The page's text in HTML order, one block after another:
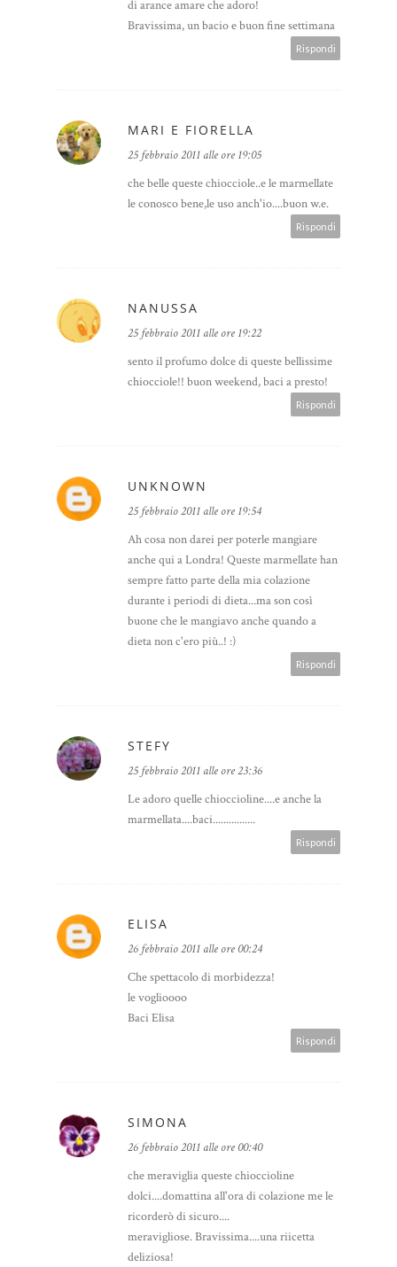
di arance amare che adoro!
Bravissima, un bacio e buon fine settimana
Rispondi
MARI E FIORELLA
25 febbraio 2011 alle ore 19:05
che belle queste chiocciole..e le marmellate
le conosco bene,le uso anch'io....buon w.e.
Rispondi
NANUSSA
25 febbraio 2011 alle ore 19:22
sento il profumo dolce di queste bellissime
chiocciole!! buon weekend, baci a presto!
Rispondi
UNKNOWN
25 febbraio 2011 alle ore 19:54
Ah cosa non darei per poterle mangiare
anche qui a Londra! Queste marmellate han
sempre fatto parte della mia colazione
durante i periodi di dieta...ma son così
buone che le mangiavo anche quando a
dieta non c'ero più..! :)
Rispondi
STEFY
25 febbraio 2011 alle ore 23:36
Le adoro quelle chioccioline....e anche la
marmellata....baci................
Rispondi
ELISA
26 febbraio 2011 alle ore 00:24
Che spettacolo di morbidezza!
le voglioooo
Baci Elisa
Rispondi
SIMONA
26 febbraio 2011 alle ore 00:40
che meraviglia queste chioccioline
dolci....domattina all'ora di colazione me le
ricorderò di sicuro....
meravigliose. Bravissima....una riicetta
deliziosa!